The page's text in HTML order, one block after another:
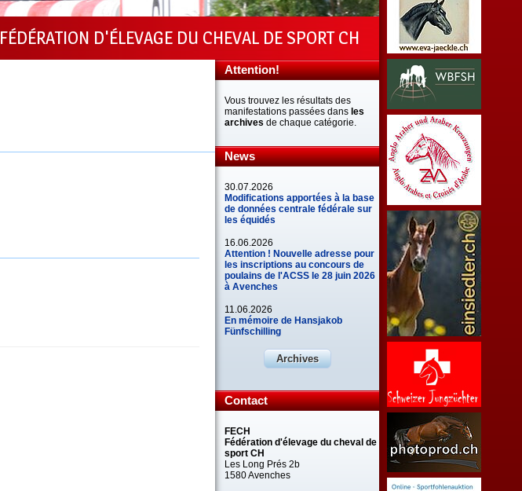
FÉDÉRATION D'ÉLEVAGE DU CHEVAL DE SPORT CH
Attention!
Vous trouvez les résultats des
manifestations passées dans les
archives de chaque catégorie.
News
30.07.2026
Modifications apportées à la base
de données centrale fédérale sur
les équidés
16.06.2026
Attention ! Nouvelle adresse pour
les inscriptions au concours de
poulains de l'ACSS le 28 juin 2026
à Avenches
11.06.2026
En mémoire de Hansjakob
Fünfschilling
Archives
Contact
FECH
Fédération d'élevage du cheval de
sport CH
Les Long Prés 2b
1580 Avenches